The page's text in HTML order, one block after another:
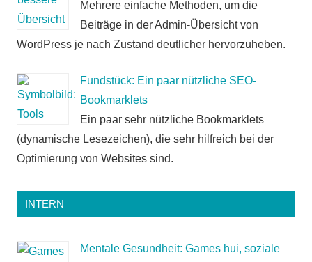
Mehrere einfache Methoden, um die
Beiträge in der Admin-Übersicht von
WordPress je nach Zustand deutlicher hervorzuheben.
Fundstück: Ein paar nützliche SEO-
Bookmarklets
Ein paar sehr nützliche Bookmarklets
(dynamische Lesezeichen), die sehr hilfreich bei der
Optimierung von Websites sind.
INTERN
Mentale Gesundheit: Games hui, soziale